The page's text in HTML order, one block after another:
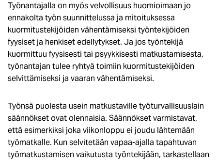
Työnantajalla on myös velvollisuus huomioimaan jo
ennakolta työn suunnittelussa ja mitoituksessa
kuormitustekijöiden vähentämiseksi työntekijöiden
fyysiset ja henkiset edellytykset. Ja jos työntekijä
kuormittuu fyysisesti tai psyykkisesti matkustamisesta,
työnantajan tulee ryhtyä toimiin kuormitustekijöiden
selvittämiseksi ja vaaran vähentämiseksi.
Työnsä puolesta usein matkustaville työturvallisuuslain
säännökset ovat olennaisia. Säännökset varmistavat,
että esimerkiksi joka viikonloppu ei joudu lähtemään
työmatkalle. Kun selvitetään vapaa-ajalla tapahtuvan
työmatkustamisen vaikutusta työntekijään, tarkastellaan